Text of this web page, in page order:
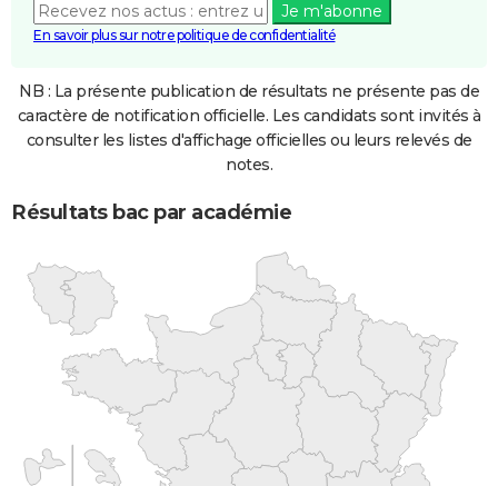
Je m'abonne
En savoir plus sur notre politique de confidentialité
NB : La présente publication de résultats ne présente pas de
caractère de notification officielle. Les candidats sont invités à
consulter les listes d'affichage officielles ou leurs relevés de
notes.
Résultats bac par académie